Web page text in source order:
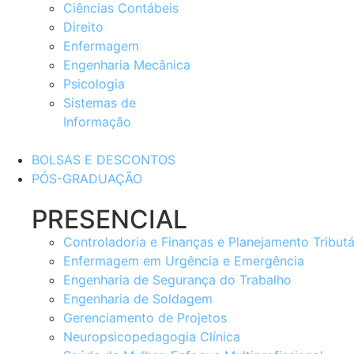
Ciências Contábeis
Direito
Enfermagem
Engenharia Mecânica
Psicologia
Sistemas de
Informação
BOLSAS E DESCONTOS
PÓS-GRADUAÇÃO
PRESENCIAL
Controladoria e Finanças e Planejamento
Enfermagem em Urgência e Emergência
Engenharia de Segurança do Trabalho
Engenharia de Soldagem
Gerenciamento de Projetos
Neuropsicopedagogia Clínica